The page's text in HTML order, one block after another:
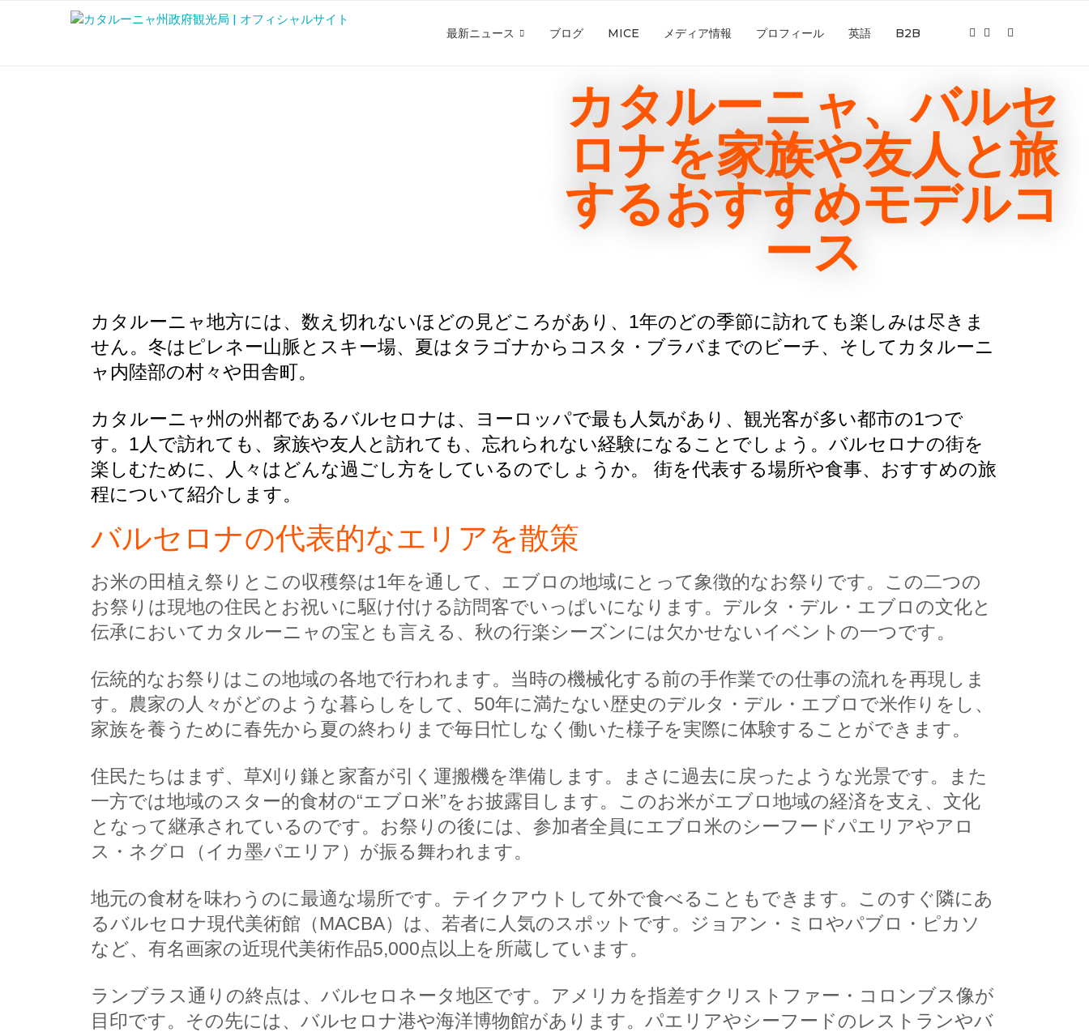
最新ニュース ブログ MICE メディア情報 プロフィール 英語 B2B
カタルーニャ、バルセ
ロナを家族や友人と旅
するおすすめモデルコ
ース
カタルーニャ地方には、数え切れないほどの見どころがあり、1年のどの季節に訪れても楽しみは尽きま
せん。冬はピレネー山脈とスキー場、夏はタラゴナからコスタ・ブラバまでのビーチ、そしてカタルーニ
ャ内陸部の村々や田舎町。
カタルーニャ州の州都であるバルセロナは、ヨーロッパで最も人気があり、観光客が多い都市の1つで
す。1人で訪れても、家族や友人と訪れても、忘れられない経験になることでしょう。バルセロナの街を
楽しむために、人々はどんな過ごし方をしているのでしょうか。 街を代表する場所や食事、おすすめの旅
程について紹介します。
バルセロナの代表的なエリアを散策
お米の田植え祭りとこの収穫祭は1年を通して、エブロの地域にとって象徴的なお祭りです。この二つの
お祭りは現地の住民とお祝いに駆け付ける訪問客でいっぱいになります。デルタ・デル・エブロの文化と
伝承においてカタルーニャの宝とも言える、秋の行楽シーズンには欠かせないイベントの一つです。
伝統的なお祭りはこの地域の各地で行われます。当時の機械化する前の手作業での仕事の流れを再現しま
す。農家の人々がどのような暮らしをして、50年に満たない歴史のデルタ・デル・エブロで米作りをし、
家族を養うために春先から夏の終わりまで毎日忙しなく働いた様子を実際に体験することができます。
住民たちはまず、草刈り鎌と家畜が引く運搬機を準備します。まさに過去に戻ったような光景です。また
一方では地域のスター的食材の“エブロ米”をお披露目します。このお米がエブロ地域の経済を支え、文化
となって継承されているのです。お祭りの後には、参加者全員にエブロ米のシーフードパエリアやアロ
ス・ネグロ（イカ墨パエリア）が振る舞われます。
地元の食材を味わうのに最適な場所です。テイクアウトして外で食べることもできます。このすぐ隣にあ
るバルセロナ現代美術館（MACBA）は、若者に人気のスポットです。ジョアン・ミロやパブロ・ピカソ
など、有名画家の近現代美術作品5,000点以上を所蔵しています。
ランブラス通りの終点は、バルセロネータ地区です。アメリカを指差すクリストファー・コロンブス像が
目印です。その先には、バルセロナ港や海洋博物館があります。パエリアやシーフードのレストランやバ